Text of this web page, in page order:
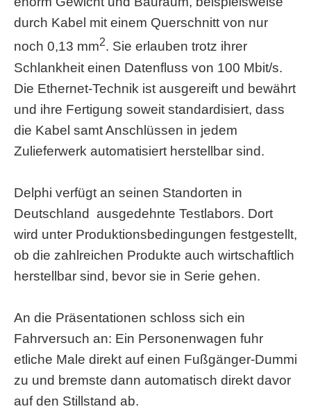
durch Kabel mit einem Querschnitt von nur
noch 0,13 mm2. Sie erlauben trotz ihrer
Schlankheit einen Datenfluss von 100 Mbit/s.
Die Ethernet-Technik ist ausgereift und bewährt
und ihre Fertigung soweit standardisiert, dass
die Kabel samt Anschlüssen in jedem
Zulieferwerk automatisiert herstellbar sind.
Delphi verfügt an seinen Standorten in
Deutschland ausgedehnte Testlabors. Dort
wird unter Produktionsbedingungen festgestellt,
ob die zahlreichen Produkte auch wirtschaftlich
herstellbar sind, bevor sie in Serie gehen.
An die Präsentationen schloss sich ein
Fahrversuch an: Ein Personenwagen fuhr
etliche Male direkt auf einen Fußgänger-Dummi
zu und bremste dann automatisch direkt davor
auf den Stillstand ab.